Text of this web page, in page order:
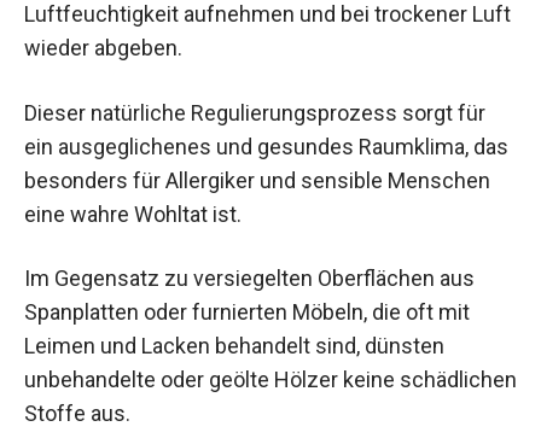
Luftfeuchtigkeit aufnehmen und bei trockener Luft
wieder abgeben.
Dieser natürliche Regulierungsprozess sorgt für
ein ausgeglichenes und gesundes Raumklima, das
besonders für Allergiker und sensible Menschen
eine wahre Wohltat ist.
Im Gegensatz zu versiegelten Oberflächen aus
Spanplatten oder furnierten Möbeln, die oft mit
Leimen und Lacken behandelt sind, dünsten
unbehandelte oder geölte Hölzer keine schädlichen
Stoffe aus.